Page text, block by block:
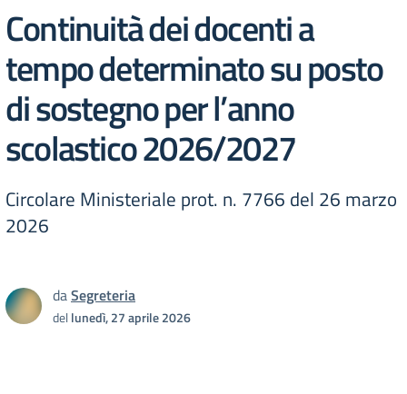
Continuità dei docenti a
tempo determinato su posto
di sostegno per l’anno
scolastico 2026/2027
Circolare Ministeriale prot. n. 7766 del 26 marzo
2026
daSegreteria
dellunedì, 27 aprile 2026